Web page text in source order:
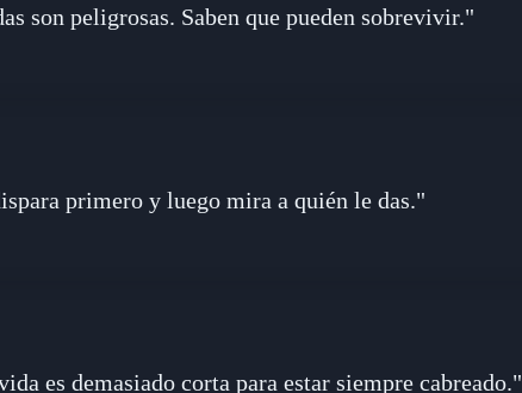
son peligrosas. Saben que pueden sobrevivir."
primero y luego mira a quién le das."
es demasiado corta para estar siempre cabreado."